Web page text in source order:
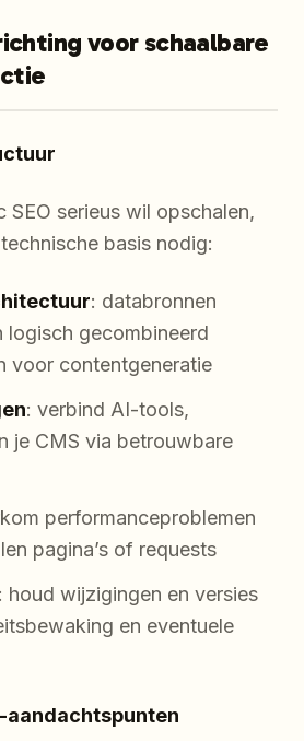
voor schaalbare
SEO serieus wil opschalen,
basis nodig:
: databronnen
logisch gecombineerd
voor contentgeneratie
: verbind AI-tools,
je CMS via betrouwbare
performanceproblemen
pagina’s of requests
: houd wijzigingen en versies
en eventuele
aandachtspunten